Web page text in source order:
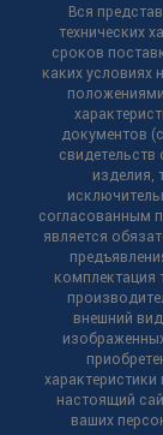
Вся
технических
сроков
каких условиях
документов
изделия,
согласованным
является
комплектация
внешний
настоящий
ваших